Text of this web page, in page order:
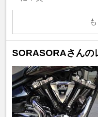
SORASORAさんの